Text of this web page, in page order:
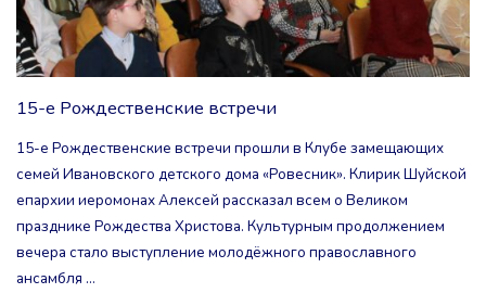
ДРУГА"
15-е Рождественские встречи
15-е Рождественские встречи прошли в Клубе замещающих
семей Ивановского детского дома «Ровесник». Клирик Шуйской
епархии иеромонах Алексей рассказал всем о Великом
празднике Рождества Христова. Культурным продолжением
вечера стало выступление молодёжного православного
ансамбля …